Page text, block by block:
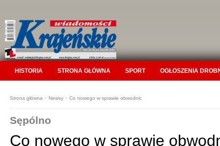
HISTORIA STRONA GŁÓWNA SPORT OGŁOSZENIA
Strona główna > Newsy > Co nowego w sprawie obwodnic
Sępólno
Co nowego w sprawie